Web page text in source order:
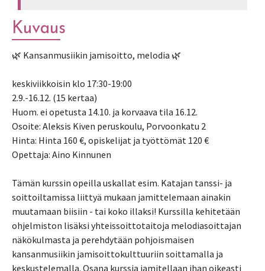
Kuvaus
🌿 Kansanmusiikin jamisoitto, melodia 🌿
keskiviikkoisin klo 17:30-19:00
2.9.-16.12. (15 kertaa)
Huom. ei opetusta 14.10. ja korvaava tila 16.12.
Osoite: Aleksis Kiven peruskoulu, Porvoonkatu 2
Hinta: Hinta 160 €, opiskelijat ja työttömät 120 €
Opettaja: Aino Kinnunen
Tämän kurssin opeilla uskallat esim. Katajan tanssi- ja
soittoiltamissa liittyä mukaan jamittelemaan ainakin
muutamaan biisiin - tai koko illaksi! Kurssilla kehitetään
ohjelmiston lisäksi yhteissoittotaitoja melodiasoittajan
näkökulmasta ja perehdytään pohjoismaisen
kansanmusiikin jamisoittokulttuuriin soittamalla ja
keskustelemalla. Osana kurssia jamitellaan ihan oikeasti